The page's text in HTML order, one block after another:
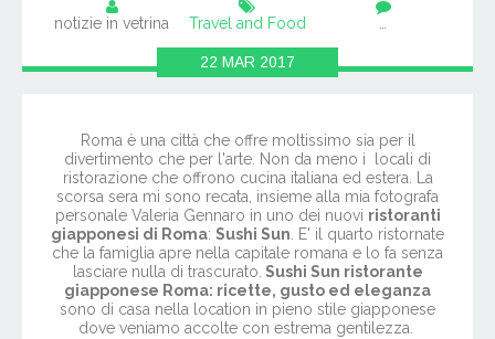
notizie in vetrina Travel and Food …
22 MAR 2017
Roma è una città che offre moltissimo sia per il
divertimento che per l'arte. Non da meno i locali di
ristorazione che offrono cucina italiana ed estera. La
scorsa sera mi sono recata, insieme alla mia fotografa
personale Valeria Gennaro in uno dei nuovi ristoranti
giapponesi di Roma: Sushi Sun. E' il quarto ristornate
che la famiglia apre nella capitale romana e lo fa senza
lasciare nulla di trascurato. Sushi Sun ristorante
giapponese Roma: ricette, gusto ed eleganza
sono di casa nella location in pieno stile giapponese
dove veniamo accolte con estrema gentilezza.